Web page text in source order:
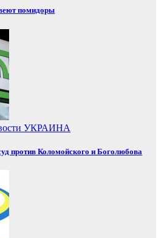
помидоры
УКРАИНА
против Коломойского и Боголюбова